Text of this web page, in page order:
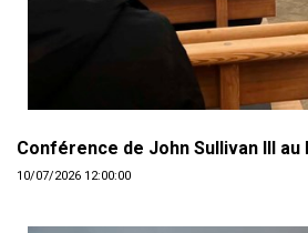
Conférence de John Sullivan III au
10/07/2026 12:00:00